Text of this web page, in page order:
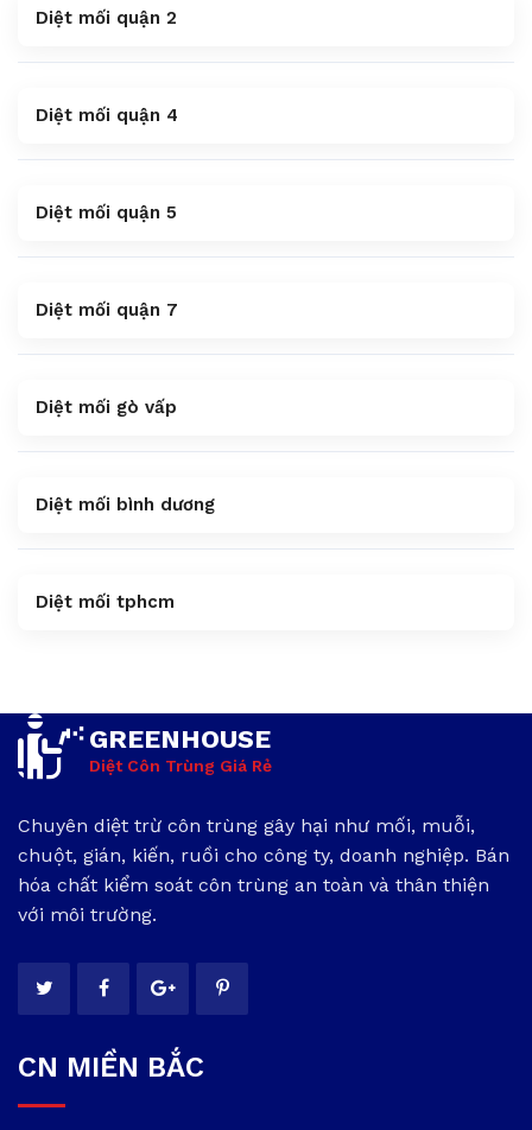
Diệt mối quận 2
Diệt mối quận 4
Diệt mối quận 5
Diệt mối quận 7
Diệt mối gò vấp
Diệt mối bình dương
Diệt mối tphcm
GREENHOUSE
Diệt Côn Trùng Giá Rẻ
Chuyên diệt trừ côn trùng gây hại như mối, muỗi,
chuột, gián, kiến, ruồi cho công ty, doanh nghiệp. Bán
hóa chất kiểm soát côn trùng an toàn và thân thiện
với môi trường.
CN MIỀN BẮC